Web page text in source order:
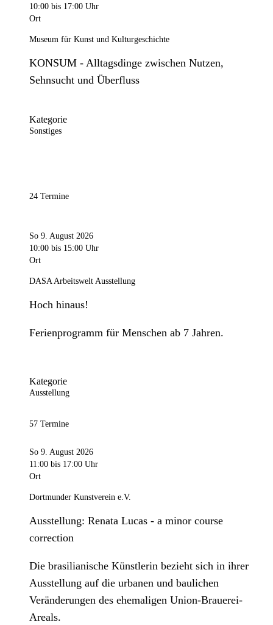
10:00 bis 17:00 Uhr
Ort
Museum für Kunst und Kulturgeschichte
KONSUM - Alltagsdinge zwischen Nutzen,
Sehnsucht und Überfluss
Kategorie
Sonstiges
24 Termine
So 9. August 2026
10:00 bis 15:00 Uhr
Ort
DASA Arbeitswelt Ausstellung
Hoch hinaus!
Ferienprogramm für Menschen ab 7 Jahren.
Kategorie
Ausstellung
57 Termine
So 9. August 2026
11:00 bis 17:00 Uhr
Ort
Dortmunder Kunstverein e.V.
Ausstellung: Renata Lucas - a minor course
correction
Die brasilianische Künstlerin bezieht sich in ihrer
Ausstellung auf die urbanen und baulichen
Veränderungen des ehemaligen Union-Brauerei-
Areals.